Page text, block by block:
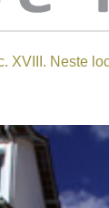
XVIII. Neste